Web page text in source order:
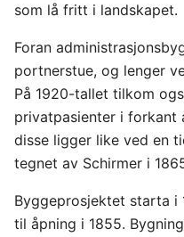
som lå fritt i landskapet.
Foran
portnerstue, og lenger
På 1920-tallet tilkom
privatpasienter i forkant
disse ligger like ved en
tegnet av Schirmer i
Byggeprosjektet starta i
til åpning i 1855.